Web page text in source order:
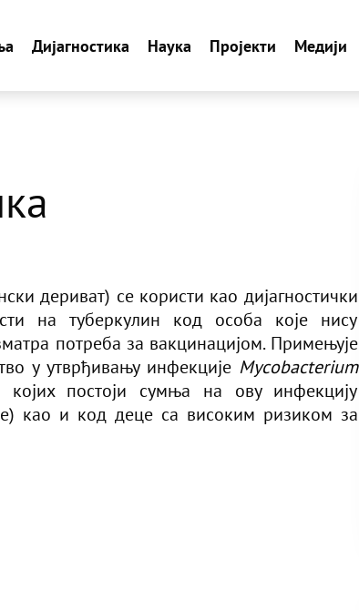
Дијагностика Наука Пројекти Медији
дериват) се користи као дијагностички
на туберкулин код особа које нису
потреба за вакцинацијом. Примењује
у утврђивању инфекције Mycobacterium
постоји сумња на ову инфекцију
као и код деце са високим ризиком за